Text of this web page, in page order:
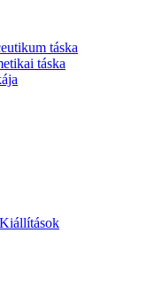
táska
táska